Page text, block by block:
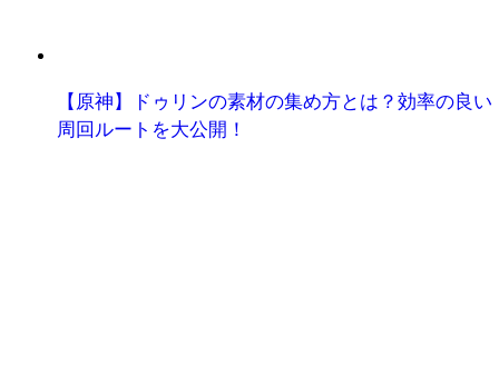
【原神】ドゥリンの素材の集め方とは？効率の良い
周回ルートを大公開！